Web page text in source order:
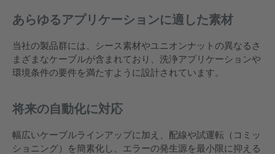
あらゆるアプリケーションに適した素材
当社の製品群には、シース素材やユニオンナットの異なるさ
まざまなケーブルが含まれており、洗浄アプリケーションや
環境条件の要件を満たすように設計されています。
将来の自動化に対応
幅広いケーブルラインアップに加え、配線や試運転（コミッ
ショニング）を簡素化し、エラーの発生源を最小限に抑える